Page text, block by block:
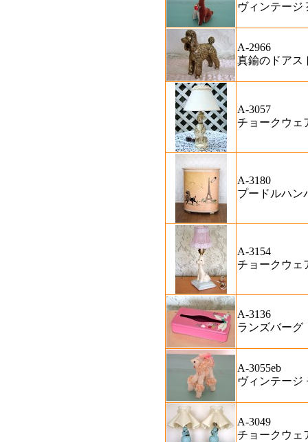
ヴィンテージ
A-2966
真鍮のドアス
A-3057
チョークウェ
A-3180
プードルハン
A-3154
チョークウェ
A-3136
ランズバー
A-3055eb
ヴィンテージ
A-3049
チョークウェ